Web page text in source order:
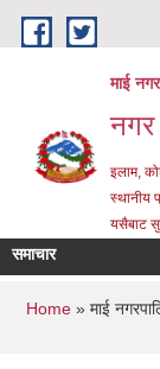
Skip to main content
माई
नगर
इलाम,
स्थानीय
यसैबाट
समाचार
You are
Home » माई